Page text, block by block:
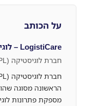
על הכותב
LogistiCare – לוגיסטיקר
חברת לוגיסטיקה (TPL) מקבוצת ממן
הראשונה מסוגה
מספקת פתרונות